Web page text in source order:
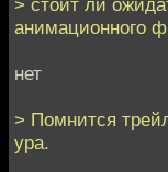
> стоит ли
анимационного
нет
> Помнится
ура.